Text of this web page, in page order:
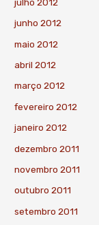
junho 2012
maio 2012
abril 2012
março 2012
fevereiro 2012
janeiro 2012
dezembro 2011
novembro 2011
outubro 2011
setembro 2011